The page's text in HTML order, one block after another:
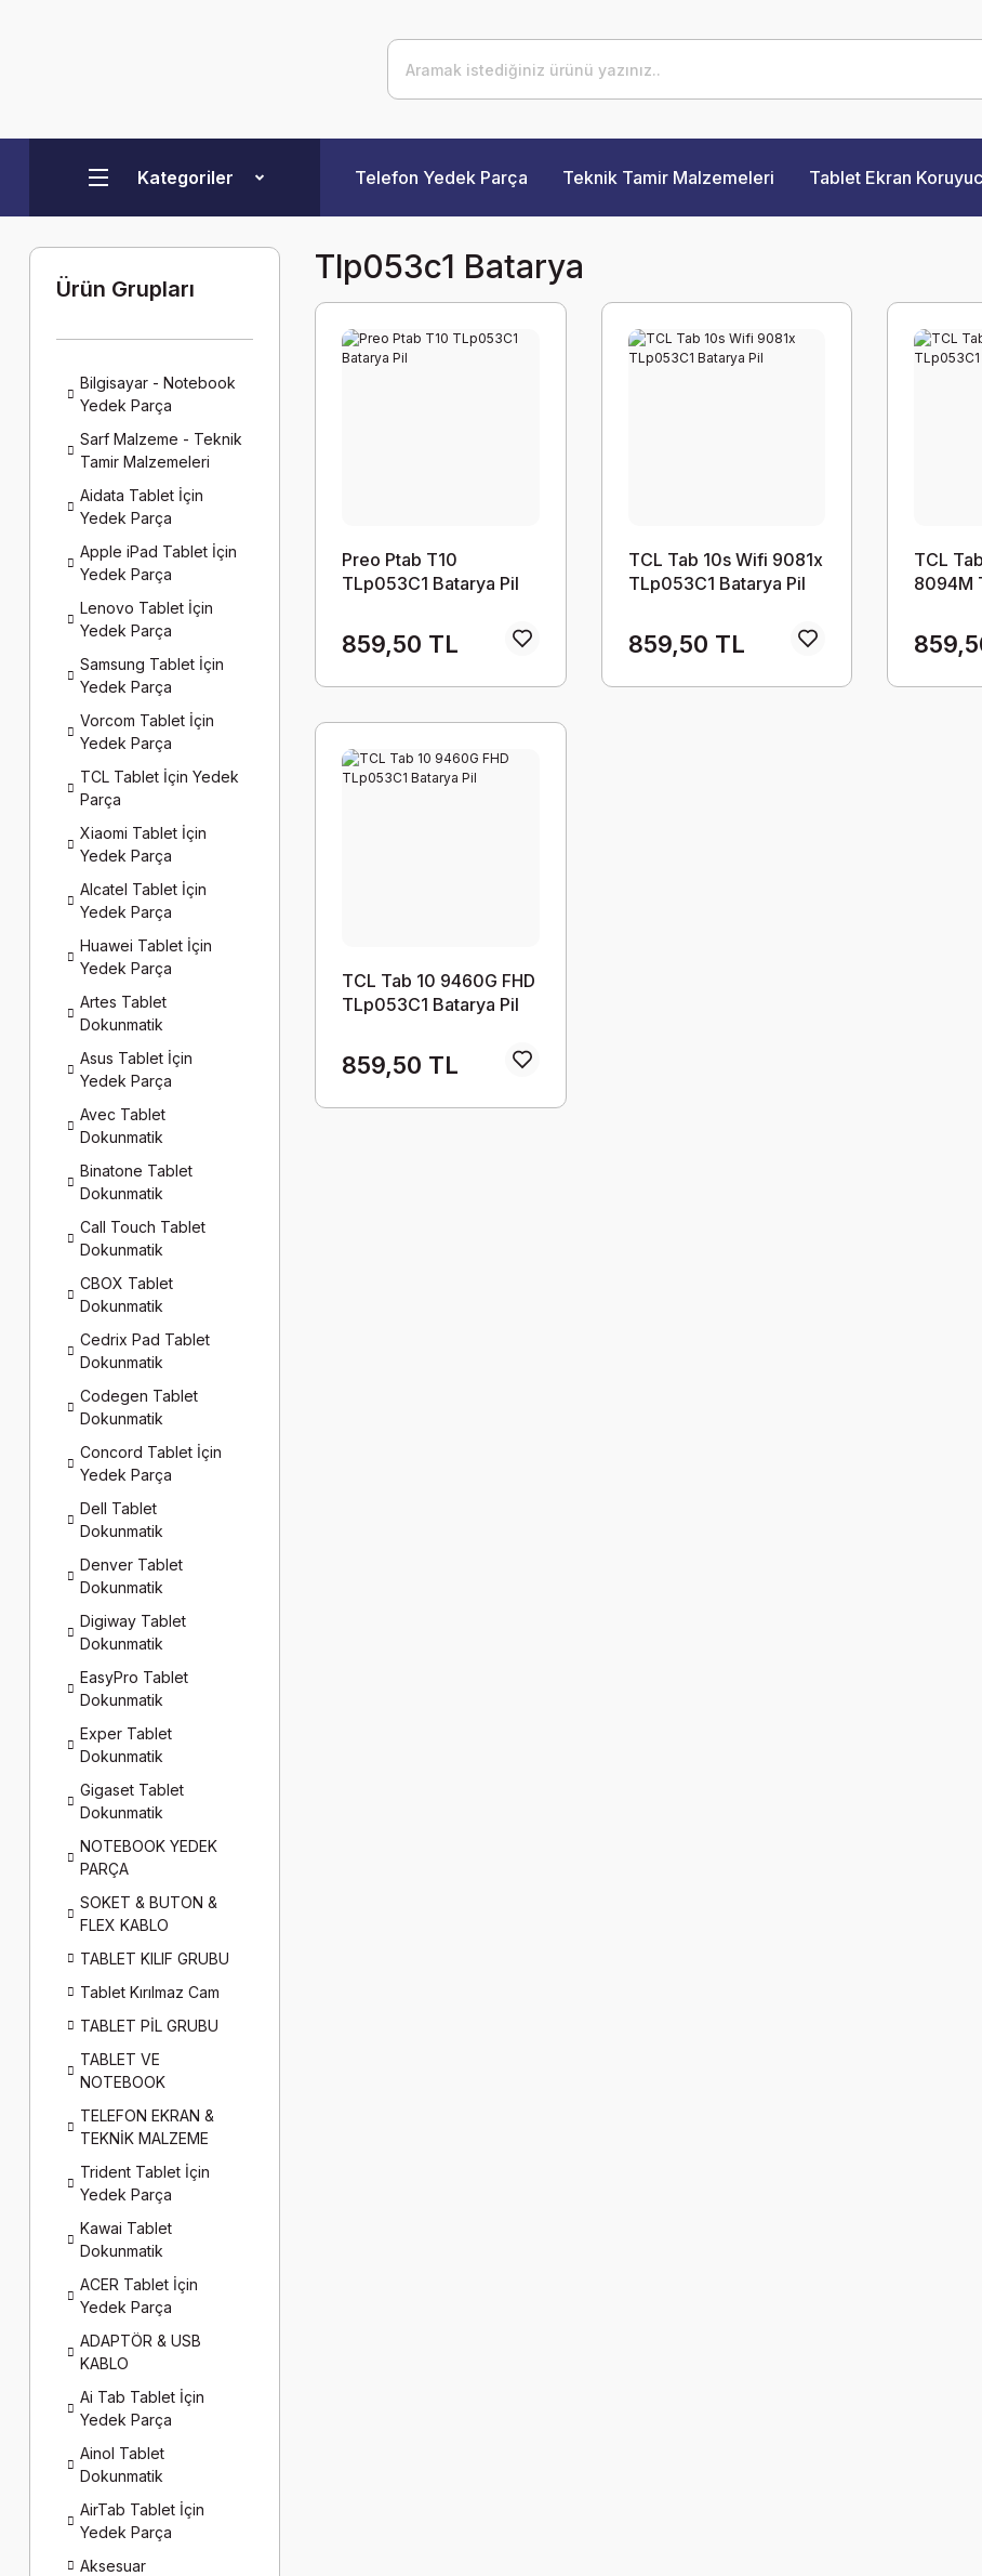
Kategoriler Telefon Yedek Parça Teknik Tamir Malzemeleri Tablet Ekran
Ürün Grupları
Bilgisayar - Notebook
Yedek Parça
Sarf Malzeme - Teknik
Tamir Malzemeleri
Aidata Tablet İçin
Yedek Parça
Apple iPad Tablet İçin
Yedek Parça
Lenovo Tablet İçin
Yedek Parça
Samsung Tablet İçin
Yedek Parça
Vorcom Tablet İçin
Yedek Parça
TCL Tablet İçin Yedek
Parça
Xiaomi Tablet İçin
Yedek Parça
Alcatel Tablet İçin
Yedek Parça
Huawei Tablet İçin
Yedek Parça
Artes Tablet
Dokunmatik
Asus Tablet İçin
Yedek Parça
Avec Tablet
Dokunmatik
Binatone Tablet
Dokunmatik
Call Touch Tablet
Dokunmatik
CBOX Tablet
Dokunmatik
Cedrix Pad Tablet
Dokunmatik
Codegen Tablet
Dokunmatik
Concord Tablet İçin
Yedek Parça
Dell Tablet
Dokunmatik
Denver Tablet
Dokunmatik
Digiway Tablet
Dokunmatik
EasyPro Tablet
Dokunmatik
Exper Tablet
Dokunmatik
Gigaset Tablet
Dokunmatik
NOTEBOOK YEDEK
PARÇA
SOKET & BUTON &
FLEX KABLO
TABLET KILIF GRUBU
Tablet Kırılmaz Cam
TABLET PİL GRUBU
TABLET VE
NOTEBOOK
TELEFON EKRAN &
TEKNİK MALZEME
Trident Tablet İçin
Yedek Parça
Kawai Tablet
Dokunmatik
ACER Tablet İçin
Yedek Parça
ADAPTÖR & USB
KABLO
Ai Tab Tablet İçin
Yedek Parça
Ainol Tablet
Dokunmatik
AirTab Tablet İçin
Yedek Parça
Aksesuar
Tlp053c1 Batarya
Preo Ptab T10
TLp053C1 Batarya Pil
859,50 TL
TCL Tab 10s Wifi 9081x
TLp053C1 Batarya Pil
859,50 TL
TCL
8094M
TCL Tab 10 9460G FHD
TLp053C1 Batarya Pil
859,50 TL